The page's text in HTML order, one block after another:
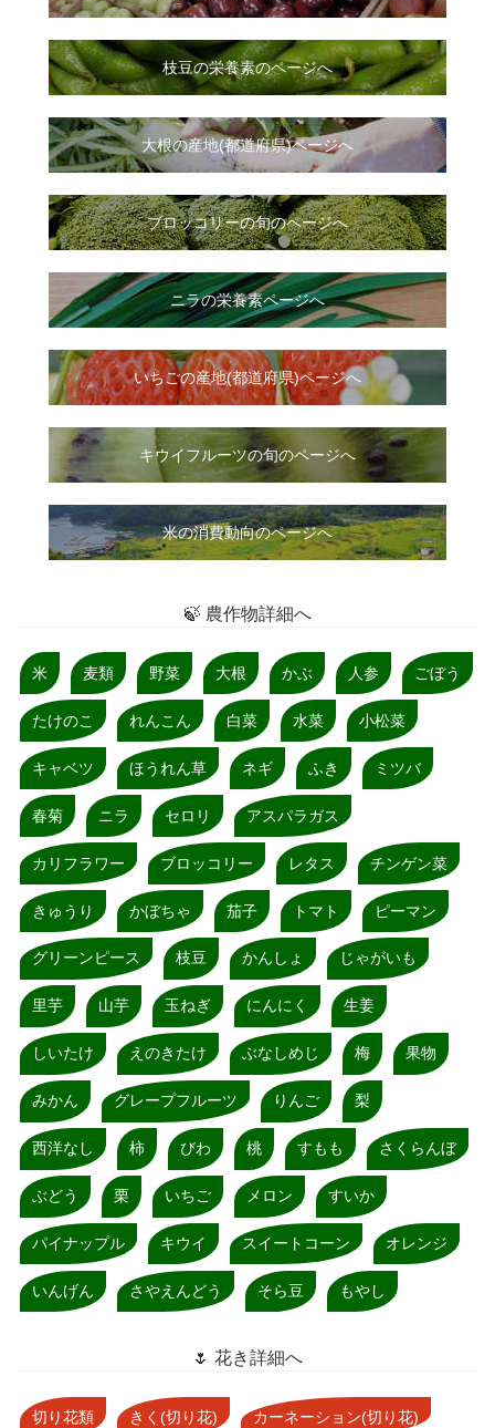
枝豆の栄養素のページへ
大根の産地(都道府県)ページへ
ブロッコリーの旬のページへ
ニラの栄養素ページへ
いちごの産地(都道府県)ページへ
キウイフルーツの旬のページへ
米の消費動向のページへ
🍃 農作物詳細へ
米 麦類 野菜 大根 かぶ 人参 ごぼう
たけのこ れんこん 白菜 水菜 小松菜
キャベツ ほうれん草 ネギ ふき ミツバ
春菊 ニラ セロリ アスパラガス
カリフラワー ブロッコリー レタス チンゲン菜
きゅうり かぼちゃ 茄子 トマト ピーマン
グリーンピース 枝豆 かんしょ じゃがいも
里芋 山芋 玉ねぎ にんにく 生姜
しいたけ えのきたけ ぶなしめじ 梅 果物
みかん グレープフルーツ りんご 梨
西洋なし 柿 びわ 桃 すもも さくらんぼ
ぶどう 栗 いちご メロン すいか
パイナップル キウイ スイートコーン オレンジ
いんげん さやえんどう そら豆 もやし
🌷 花き詳細へ
切り花類 きく(切り花) カーネーション(切り花)